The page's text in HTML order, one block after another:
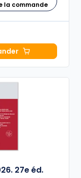
la commande
Sociétés
27e éd.